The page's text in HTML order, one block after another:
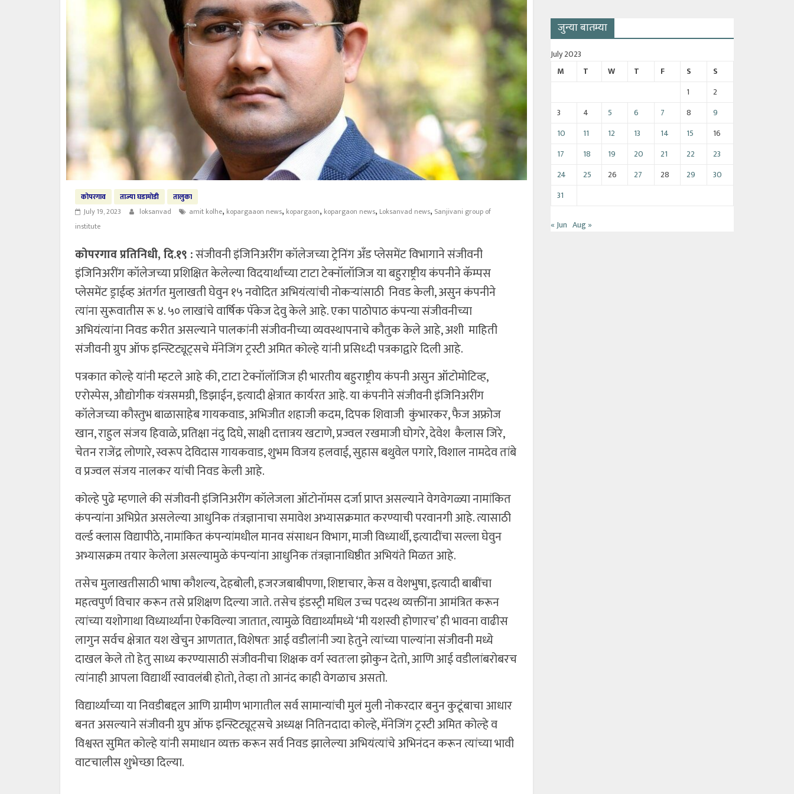
कोपरगाव ताज्या घडामोडी
तालुका
July 19, 2023
loksanvad amit kolhe, kopargaaon news, kopargaon, kopargaon news, Loksanvad news, Sanjivani group of
institute
कोपरगाव प्रतिनिधी, दि.१९ :संजीवनी इंजिनिअरींग कॉलेजच्या ट्रेनिंग अँड प्लेसमेंट विभागाने संजीवनी
इंजिनिअरींग कॉलेजच्या प्रशिक्षित केलेल्या विदयार्थांच्या टाटा टेक्नॉलॉजिज या बहुराष्ट्रीय कंपनीने कॅम्पस
प्लेसमेंट ड्राईव्ह अंतर्गत मुलाखती घेवुन १५ नवोदित अभियंत्यांची नोकऱ्यांसाठी निवड केली, असुन कंपनीने
त्यांना सुरूवातीस रू ४. ५० लाखांचे वार्षिक पॅकेज देवु केले आहे. एका पाठोपाठ कंपन्या संजीवनीच्या
अभियंत्यांना निवड करीत असल्याने पालकांनी संजीवनीच्या व्यवस्थापनाचे कौतुक केले आहे, अशी माहिती
संजीवनी ग्रुप ऑफ इन्स्टिट्यूट्सचे मॅनेजिंग ट्रस्टी अमित कोल्हे यांनी प्रसिध्दी पत्रकाद्वारे दिली आहे.
पत्रकात कोल्हे यांनी म्हटले आहे की, टाटा टेक्नॉलॉजिज ही भारतीय बहुराष्ट्रीय कंपनी असुन ऑटोमोटिव्ह,
एरोस्पेस, औद्योगीक यंत्रसमग्री, डिझाईन, इत्यादी क्षेत्रात कार्यरत आहे. या कंपनीने संजीवनी इंजिनिअरींग
कॉलेजच्या कौस्तुभ बाळासाहेब गायकवाड, अभिजीत शहाजी कदम, दिपक शिवाजी कुंभारकर, फैज अफ्रोज
खान, राहुल संजय हिवाळे, प्रतिक्षा नंदु दिघे, साक्षी दत्तात्रय खटाणे, प्रज्वल रखमाजी घोगरे, देवेश कैलास जिरे,
चेतन राजेंद्र लोणारे, स्वरूप देविदास गायकवाड, शुभम विजय हलवाई, सुहास बथुवेल पगारे, विशाल नामदेव तांबे
व प्रज्वल संजय नालकर यांची निवड केली आहे.
कोल्हे पुढे म्हणाले की संजीवनी इंजिनिअरींग कॉलेजला ऑटोनॉमस दर्जा प्राप्त असल्याने वेगवेगळ्या नामांकित
कंपन्यांना अभिप्रेत असलेल्या आधुनिक तंत्रज्ञानाचा समावेश अभ्यासक्रमात करण्याची परवानगी आहे. त्यासाठी
वर्ल्ड क्लास विद्यापीठे, नामांकित कंपन्यांमधील मानव संसाधन विभाग, माजी विध्यार्थी, इत्यादींचा सल्ला घेवुन
अभ्यासक्रम तयार केलेला असल्यामुळे कंपन्यांना आधुनिक तंत्रज्ञानाधिष्ठीत अभियंते मिळत आहे.
तसेच मुलाखतीसाठी भाषा कौशल्य, देहबोली, हजरजबाबीपणा, शिष्टाचार, केस व वेशभुषा, इत्यादी बाबींचा
महत्वपुर्ण विचार करून तसे प्रशिक्षण दिल्या जाते. तसेच इंडस्ट्री मधिल उच्च पदस्थ व्यक्तींना आमंत्रित करून
त्यांच्या यशोगाथा विध्यार्थ्यांना ऐकविल्या जातात, त्यामुळे विद्यार्थ्यांमध्ये ‘मी यशस्वी होणारच’ ही भावना वाढीस
लागुन सर्वच क्षेत्रात यश खेचुन आणतात, विशेषतः आई वडीलांनी ज्या हेतुने त्यांच्या पाल्यांना संजीवनी मध्ये
दाखल केले तो हेतु साध्य करण्यासाठी संजीवनीचा शिक्षक वर्ग स्वतःला झोकुन देतो, आणि आई वडीलांबरोबरच
त्यांनाही आपला विद्यार्थी स्वावलंबी होतो, तेव्हा तो आनंद काही वेगळाच असतो.
विद्यार्थ्यांच्या या निवडीबद्दल आणि ग्रामीण भागातील सर्व सामान्यांची मुलं मुली नोकरदार बनुन कुटूंबाचा आधार
बनत असल्याने संजीवनी ग्रुप ऑफ इन्स्टिट्यूट्सचे अध्यक्ष नितिनदादा कोल्हे, मॅनेजिंग ट्रस्टी अमित कोल्हे व
विश्वस्त सुमित कोल्हे यांनी समाधान व्यक्त करून सर्व निवड झालेल्या अभियंत्यांचे अभिनंदन करून त्यांच्या भावी
वाटचालीस शुभेच्छा दिल्या.
जुन्या बातम्या
July 2023
M
T W T F S
S
1
2
3
4 5 6 7 8
9
10
11 12 13 14 15
16
17
18 19 20 21 22
23
24
25 26 27 28 29
30
31
« Jun Aug »